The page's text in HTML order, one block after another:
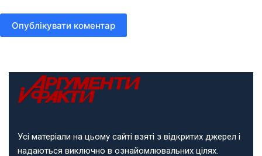
Опублікувати коментар
Усі матеріали на цьому сайті взяті з відкритих джерел і
надаються виключно в ознайомлювальних цілях.